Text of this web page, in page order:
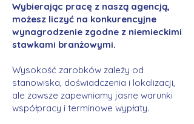
Wybierając pracę z naszą agencją,
możesz liczyć na konkurencyjne
wynagrodzenie zgodne z niemieckimi
stawkami branżowymi.
Wysokość zarobków zależy od
stanowiska, doświadczenia i lokalizacji,
ale zawsze zapewniamy jasne warunki
współpracy i terminowe wypłaty.